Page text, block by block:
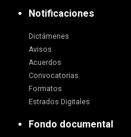
Notificaciones
Dictámenes
Avisos
Acuerdos
Convocatorias
Formatos
Estrados Digitales
Fondo documental